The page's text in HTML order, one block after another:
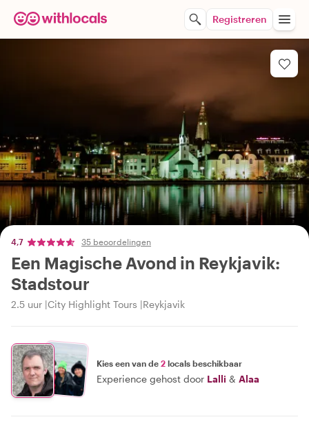
Registreren
4,7 35 beoordelingen
Een Magische Avond in Reykjavik:
Stadstour
2.5 uur City Highlight Tours Reykjavik
Kies een van de 2 locals beschikbaar
Experience gehost door Lalli & Alaa